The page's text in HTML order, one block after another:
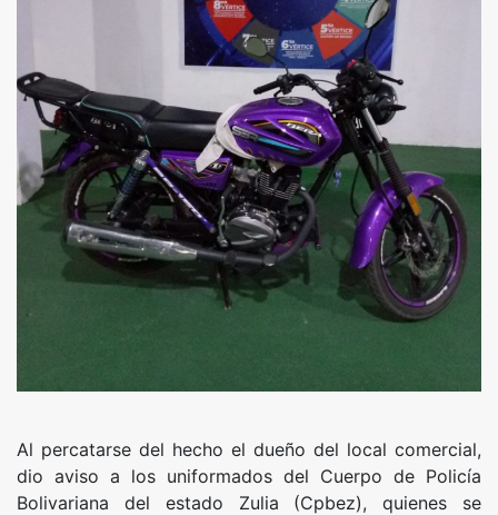
Al percatarse del hecho el dueño del local comercial,
dio aviso a los uniformados del Cuerpo de Policía
Bolivariana del estado Zulia (Cpbez), quienes se